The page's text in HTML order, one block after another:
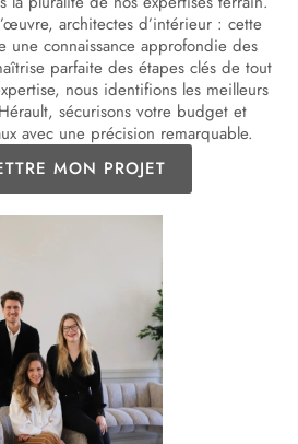
architectes d’intérieur : cette
une connaissance approfondie des
parfaite des étapes clés de tout
nous identifions les meilleurs
sécurisons votre budget et
avec une précision remarquable.
MON PROJET